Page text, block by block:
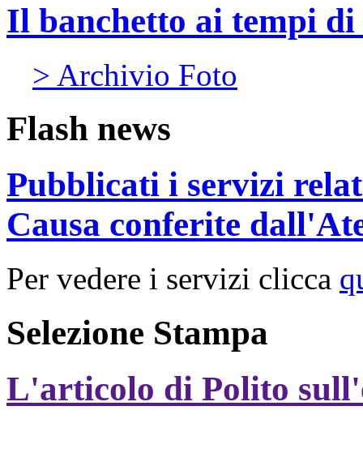
Il banchetto ai tempi di
> Archivio Foto
Flash news
Pubblicati i servizi
Causa conferite
Per vedere i servizi clicca
Selezione Stampa
L'articolo di Polito